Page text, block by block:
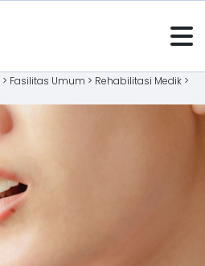
> Fasilitas Umum > Rehabilitasi Medik >